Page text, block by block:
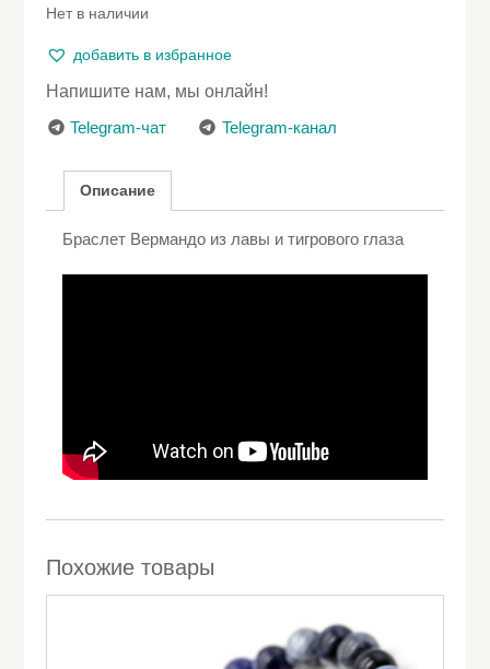
Нет в наличии
добавить в избранное
Напишите нам, мы онлайн!
Telegram-чат
Telegram-канал
Описание
Браслет Вермандо из лавы и тигрового глаза
Похожие товары